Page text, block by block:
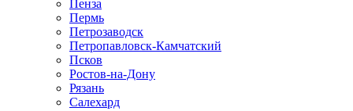
Пенза
Пермь
Петрозаводск
Петропавловск-Камчатский
Псков
Ростов-на-Дону
Рязань
Салехард